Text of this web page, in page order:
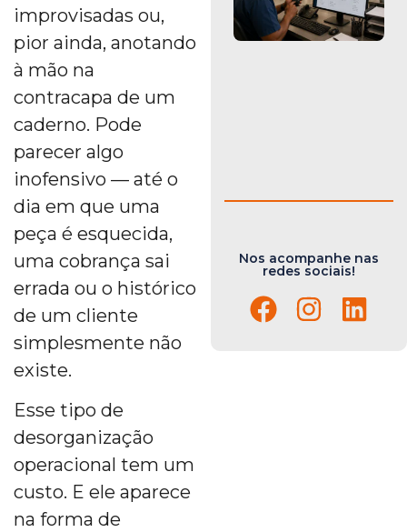
improvisadas ou,
pior ainda, anotando
à mão na
contracapa de um
caderno. Pode
parecer algo
inofensivo — até o
dia em que uma
peça é esquecida,
uma cobrança sai
errada ou o histórico
de um cliente
simplesmente não
existe.
Esse tipo de
desorganização
operacional tem um
custo. E ele aparece
na forma de
Nos acompanhe nas
redes sociais!